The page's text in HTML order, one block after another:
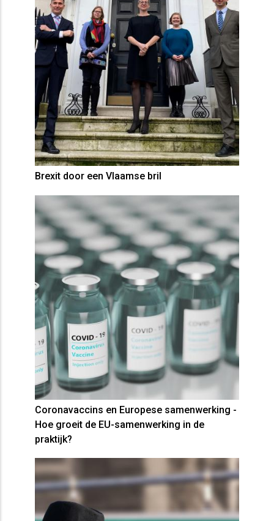
Brexit door een Vlaamse bril
Coronavaccins en Europese samenwerking -
Hoe groeit de EU-samenwerking in de
praktijk?